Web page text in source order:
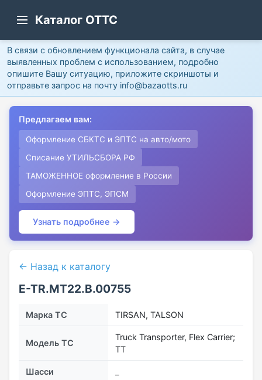
Каталог ОТТС
В связи с обновлением функционала сайта, в случае
выявленных проблем с использованием, подробно
опишите Вашу ситуацию, приложите скриншоты и
отправьте запрос на почту info@bazaotts.ru
Предлагаем вам:
Оформление СБКТС и ЭПТС на авто/мото
Списание УТИЛЬСБОРА РФ
ТАМОЖЕННОЕ оформление в России
Оформление ЭПТС, ЭПСМ
Узнать подробнее →
← Назад к каталогу
E-TR.MT22.В.00755
Марка ТС TIRSAN, TALSON
Модель ТС
Truck Transporter, Flex Carrier;
TT
Шасси